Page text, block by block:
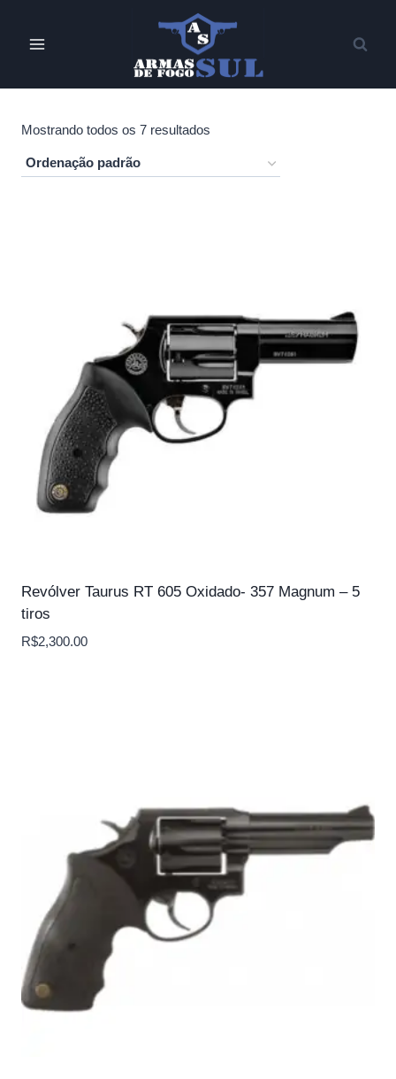
Mostrando todos os 7 resultados
Revólver Taurus RT 605 Oxidado- 357 Magnum – 5
tiros
R$2,300.00